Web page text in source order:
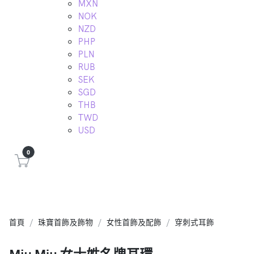
MXN
NOK
NZD
PHP
PLN
RUB
SEK
SGD
THB
TWD
USD
0
首頁 珠寶首飾及飾物 女性首飾及配飾 穿刺式耳飾